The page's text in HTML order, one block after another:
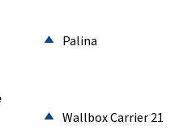
Palina
Wallbox Carrier 21